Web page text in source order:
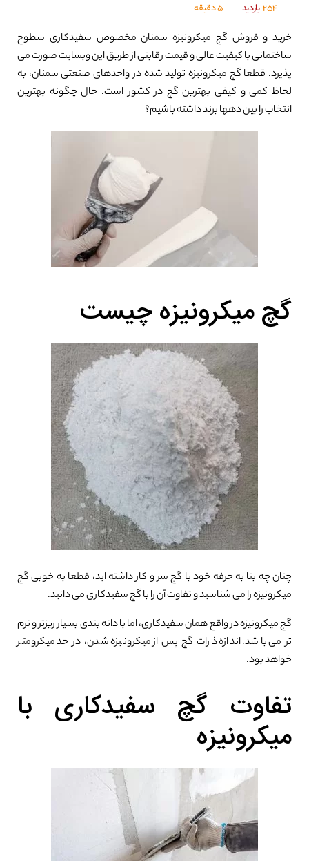
254بازدید 5 دقیقه
خرید و فروش گچ میکرونیزه سمنان مخصوص سفیدکاری سطوح
ساختمانی با کیفیت عالی و قیمت رقابتی از طریق این وبسایت صورت می
پذیرد. قطعا گچ میکرونیزه تولید شده در واحدهای صنعتی سمنان، به
لحاظ کمی و کیفی بهترین گچ در کشور است. حال چگونه بهترین
انتخاب را بین دهها برند داشته باشیم؟
گچ میکرونیزه چیست
چنان چه بنا به حرفه خود با گچ سر و کار داشته اید، قطعا به خوبی گچ
میکرونیزه را می شناسید و تفاوت آن را با گچ سفیدکاری می دانید.
گچ میکرونیزه در واقع همان سفیدکاری، اما با دانه بندی بسیار ریزتر و نرم
تر می باشد. اندازه ذرات گچ پس از میکرونیزه شدن، در حد میکرومتر
خواهد بود.
تفاوت گچ سفیدکاری با
میکرونیزه